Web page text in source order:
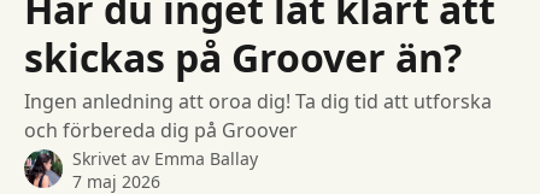
skickas på Groover än?
Ingen anledning att oroa dig! Ta dig tid att utforska
och förbereda dig på Groover
Skrivet av Emma Ballay
7 maj 2026